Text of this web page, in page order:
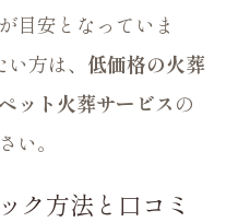
目安となっていま
方は、 低価格の火葬
ット火葬サービスの
い。
ク方法と口コミ